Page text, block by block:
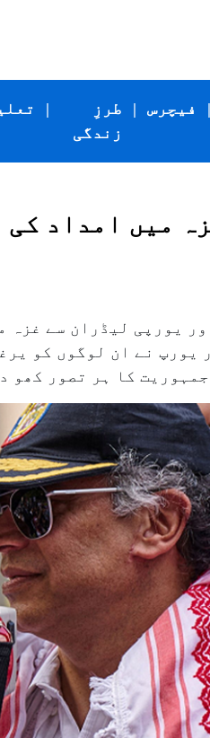
|
طرزِ
زندگی
| فیچرس |
میں امداد
یورپی لیڈران سے غزہ
یورپ نے ان لوگوں کو
کا ہر تصور کھو